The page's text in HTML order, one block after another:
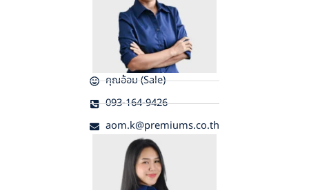
คุณอ้อม (Sale)
093-164-9426
aom.k@premiums.co.th